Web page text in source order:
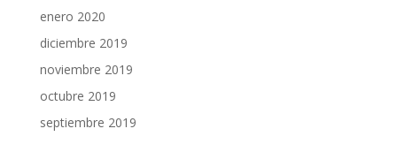
enero 2020
diciembre 2019
noviembre 2019
octubre 2019
septiembre 2019